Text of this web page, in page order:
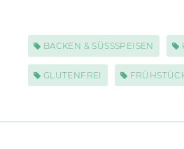
BACKEN & SÜSSSPEISEN
GLUTENFREI